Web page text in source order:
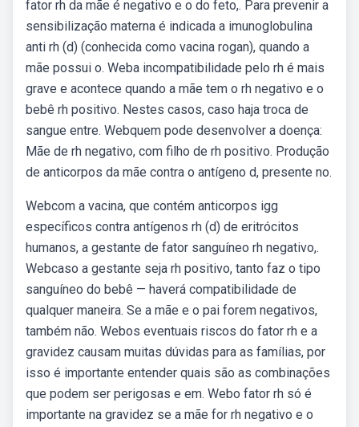
fator rh da mãe é negativo e o do feto,. Para prevenir a
sensibilização materna é indicada a imunoglobulina
anti rh (d) (conhecida como vacina rogan), quando a
mãe possui o. Weba incompatibilidade pelo rh é mais
grave e acontece quando a mãe tem o rh negativo e o
bebê rh positivo. Nestes casos, caso haja troca de
sangue entre. Webquem pode desenvolver a doença:
Mãe de rh negativo, com filho de rh positivo. Produção
de anticorpos da mãe contra o antígeno d, presente no.
Webcom a vacina, que contém anticorpos igg
específicos contra antígenos rh (d) de eritrócitos
humanos, a gestante de fator sanguíneo rh negativo,.
Webcaso a gestante seja rh positivo, tanto faz o tipo
sanguíneo do bebê — haverá compatibilidade de
qualquer maneira. Se a mãe e o pai forem negativos,
também não. Webos eventuais riscos do fator rh e a
gravidez causam muitas dúvidas para as famílias, por
isso é importante entender quais são as combinações
que podem ser perigosas e em. Webo fator rh só é
importante na gravidez se a mãe for rh negativo e o